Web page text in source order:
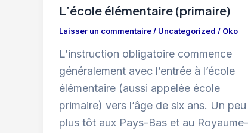
L’école élémentaire (primaire)
Laisser un commentaire/ Uncategorized / Oko
L’instruction obligatoire commence
généralement avec l’entrée à l’école
élémentaire (aussi appelée école
primaire) vers l’âge de six ans. Un peu
plus tôt aux Pays-Bas et au Royaume-